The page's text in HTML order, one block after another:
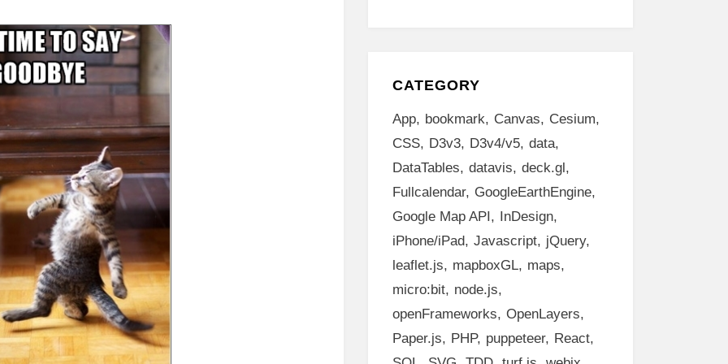
CATEGORY
App bookmark Canvas
Cesium
CSS
D3v3 D3v4/v5 data
DataTables
datavis
deck.gl
Fullcalendar
GoogleEarthEngine
Google Map API
InDesign
iPhone/iPad Javascript
jQuery
leaflet.js
mapboxGL
maps
micro:bit
node.js
openFrameworks
OpenLayers
Paper.js
PHP puppeteer
React